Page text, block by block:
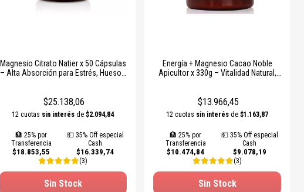
Magnesio Citrato Natier x 50 Cápsulas
– Alta Absorción para Estrés, Huesos
$25.138,06
12 cuotas sin interés de$2.094,84
🏦 25% por
Transferencia
$18.853,55
💵 35% Off especial
Cash
$16.339,74
(3)
Sin Stock
Energía + Magnesio Cacao Noble
Apicultor x 330g – Vitalidad Natural,
$13.966,45
12 cuotas sin interés de$1.163,87
🏦 25% por
Transferencia
$10.474,84
💵 35% Off especial
Cash
$9.078,19
(3)
Sin Stock